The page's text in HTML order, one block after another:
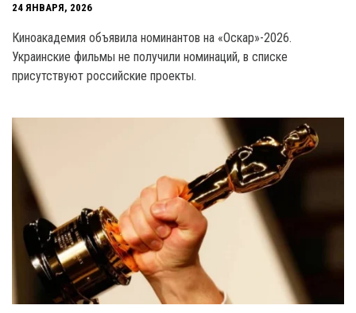
24 ЯНВАРЯ, 2026
Киноакадемия объявила номинантов на «Оскар»-2026.
Украинские фильмы не получили номинаций, в списке
присутствуют российские проекты.